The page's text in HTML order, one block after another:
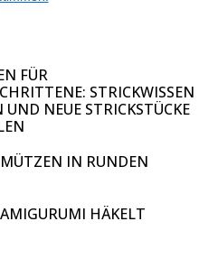
FÜR
STRICKWISSEN
UND NEUE STRICKSTÜCKE
IN RUNDEN
HÄKELT